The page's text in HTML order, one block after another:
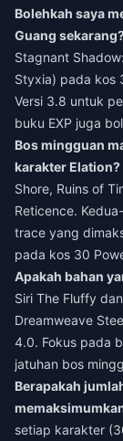
Bolehkah saya
Guang
Stagnant
Styxia) pada kos
Versi 3.8 untuk
buku EXP juga
Bos mingguan
karakter Elation?
Shore, Ruins of
Reticence.
trace yang
pada kos 30
Apakah bahan
Siri The Fluffy
Dreamweave
4.0. Fokus pada
jatuhan bos
Berapakah
setiap karakter